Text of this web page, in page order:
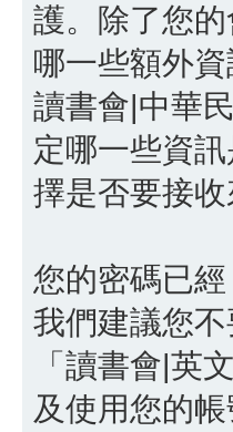
護。除了您
哪一些額外
讀書會|中華
定哪一些資
擇是否要接
您的密碼已
我們建議您
「讀書會|英
及使用您的